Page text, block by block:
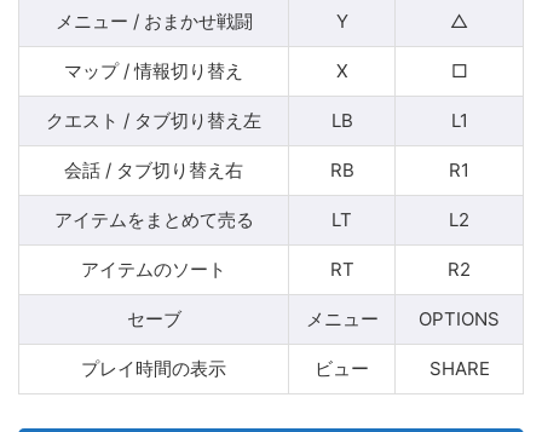
メニュー / おまかせ戦闘 Y △
マップ / 情報切り替え X □
クエスト / タブ切り替え左 LB L1
会話 / タブ切り替え右 RB R1
アイテムをまとめて売る LT L2
アイテムのソート RT R2
セーブ メニュー OPTIONS
プレイ時間の表示 ビュー SHARE